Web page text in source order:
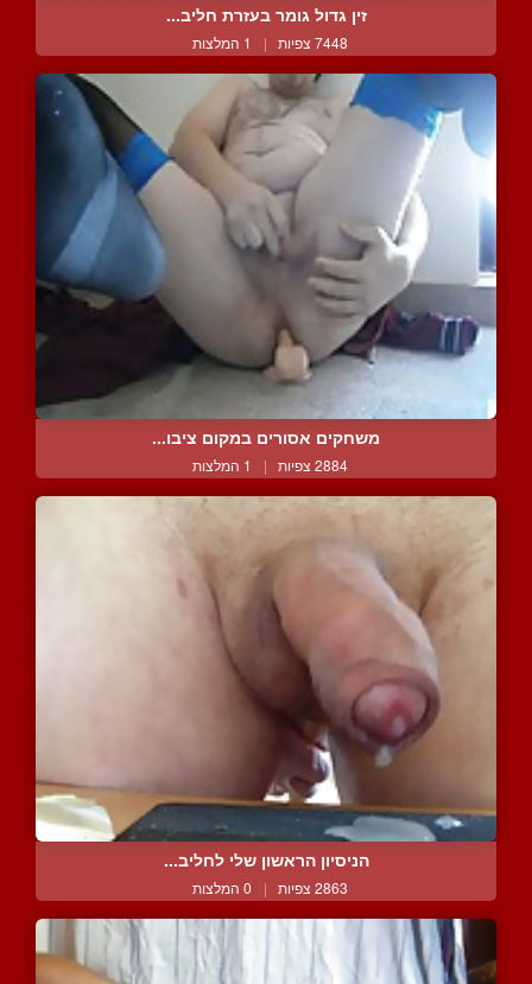
זין גדול גומר בעזרת חליב...
7448 צפיות | 1 המלצות
משחקים אסורים במקום ציבו...
2884 צפיות | 1 המלצות
הניסיון הראשון שלי לחליב...
2863 צפיות | 0 המלצות